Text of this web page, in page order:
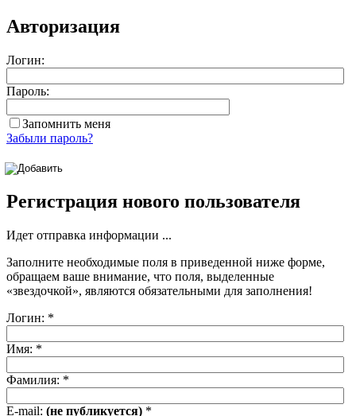
Авторизация
Логин:
Пароль:
Запомнить меня
Забыли пароль?
Регистрация нового пользователя
Идет отправка информации ...
Заполните необходимые поля в приведенной ниже форме,
обращаем ваше внимание, что поля, выделенные
«звездочкой», являются обязательными для заполнения!
Логин: *
Имя: *
Фамилия: *
E-mail: (не публикуется) *